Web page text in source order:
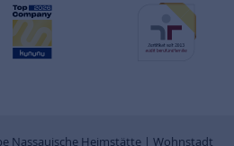
Nassauische Heimstätte | Wohnstadt